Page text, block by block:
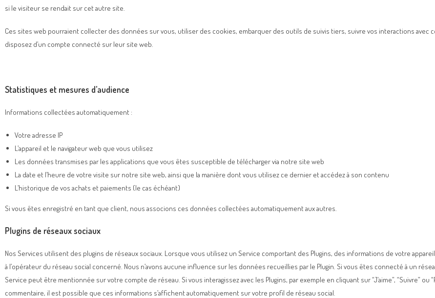
si le visiteur se rendait sur cet autre site.
Ces sites web pourraient collecter des données sur vous, utiliser des cookies, embarquer des outils de suivis tiers, suivre vos interactions avec
disposez d’un compte connecté sur leur site web.
Statistiques et mesures d’audience
Informations collectées automatiquement :
Votre adresse IP
L’appareil et le navigateur web que vous utilisez
Les données transmises par les applications que vous êtes susceptible de télécharger via notre site web
La date et l’heure de votre visite sur notre site web, ainsi que la manière dont vous utilisez ce dernier et accédez à son contenu
L’historique de vos achats et paiements (le cas échéant)
Si vous êtes enregistré en tant que client, nous associons ces données collectées automatiquement aux autres.
Plugins de réseaux sociaux
Nos Services utilisent des plugins de réseaux sociaux. Lorsque vous utilisez un Service comportant des Plugins, des informations de votre
à l’opérateur du réseau social concerné. Nous n’avons aucune influence sur les données recueillies par le Plugin. Si vous êtes connecté à un
Service peut être mentionnée sur votre compte de réseau. Si vous interagissez avec les Plugins, par exemple en cliquant sur “J’aime”, “Suivre” ou
commentaire, il est possible que ces informations s’affichent automatiquement sur votre profil de réseau social.